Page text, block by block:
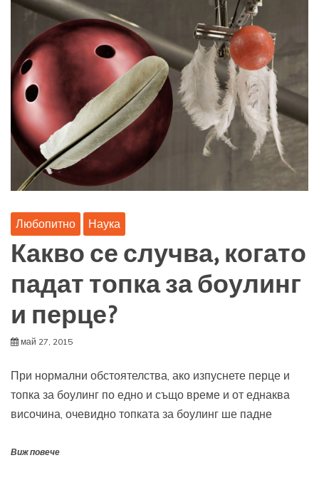
Любопитно Наука
Какво се случва, когато
падат топка за боулинг
и перце?
май 27, 2015
При нормални обстоятелства, ако изпуснете перце и
топка за боулинг по едно и също време и от еднаква
височина, очевидно топката за боулинг ше падне
Виж повече